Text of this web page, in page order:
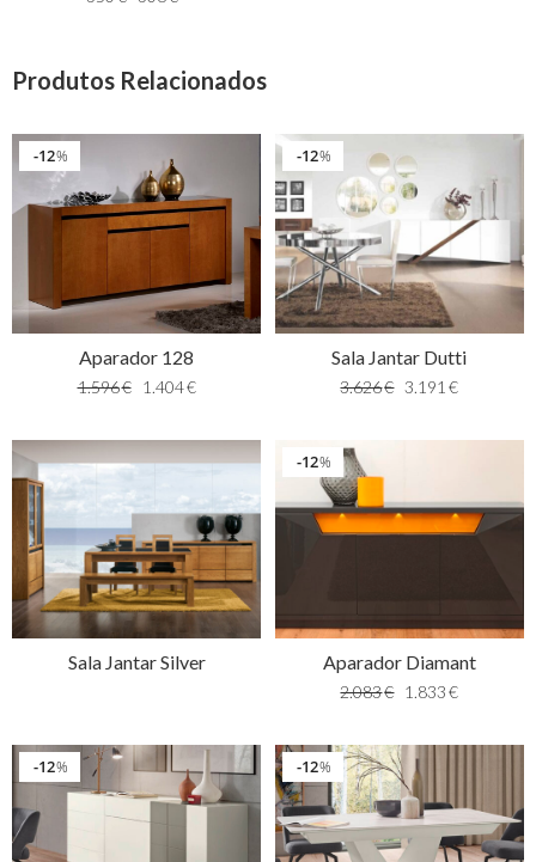
Produtos Relacionados
%
12
Aparador 128
1.596€ 1.404€
%
12
Sala Jantar Dutti
3.626€ 3.191 €
Sala Jantar Silver
%
12
Aparador Diamant
2.083€ 1.833 €
%
12 %
12